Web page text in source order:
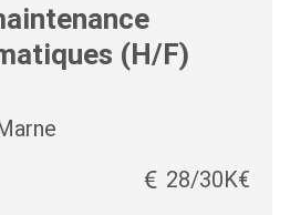
(H/F)
28/30K€